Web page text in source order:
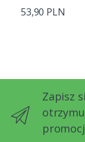
53,90 PLN
Zapisz